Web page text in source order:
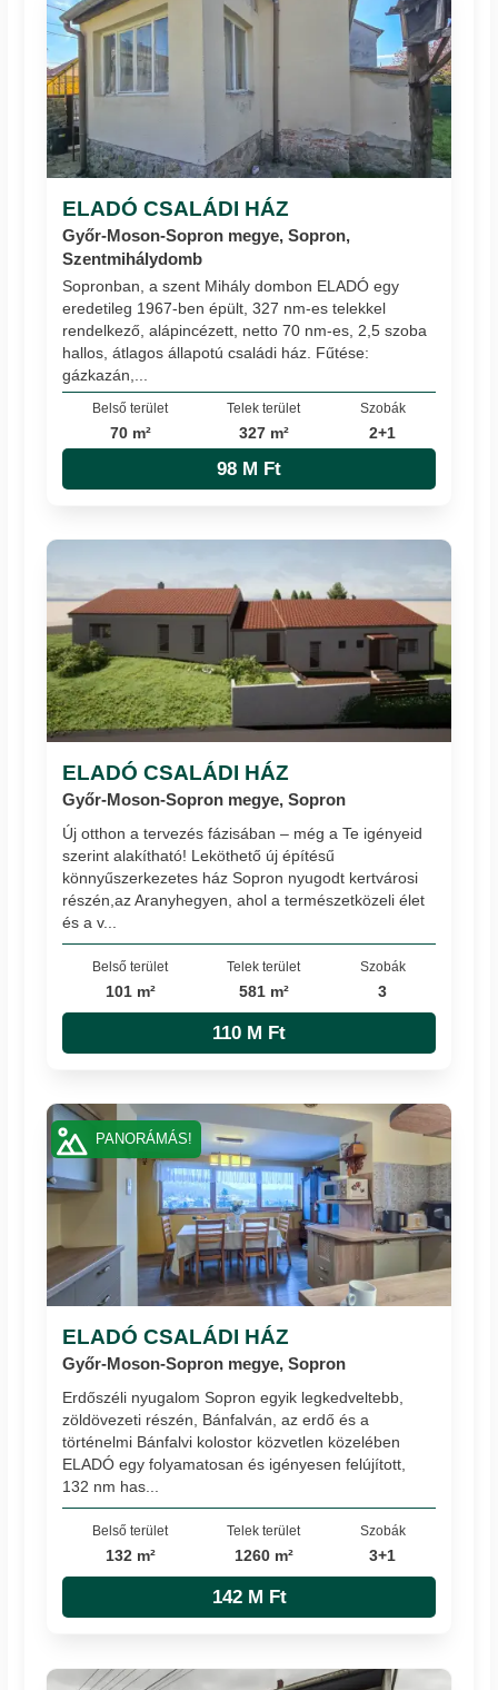
ELADÓ CSALÁDI HÁZ
Győr-Moson-Sopron megye, Sopron,
Szentmihálydomb
Sopronban, a szent Mihály dombon ELADÓ egy
eredetileg 1967-ben épült, 327 nm-es telekkel
rendelkező, alápincézett, netto 70 nm-es, 2,5 szoba
hallos, átlagos állapotú családi ház. Fűtése:
gázkazán,...
Belső terület
70 m²
Telek terület
327 m²
Szobák
2+1
98 M Ft
ELADÓ CSALÁDI HÁZ
Győr-Moson-Sopron megye, Sopron
Új otthon a tervezés fázisában – még a Te igényeid
szerint alakítható! Leköthető új építésű
könnyűszerkezetes ház Sopron nyugodt kertvárosi
részén,az Aranyhegyen, ahol a természetközeli élet
és a v...
Belső terület
101 m²
Telek terület
581 m²
Szobák
3
110 M Ft
ELADÓ CSALÁDI HÁZ
Győr-Moson-Sopron megye, Sopron
Erdőszéli nyugalom Sopron egyik legkedveltebb,
zöldövezeti részén, Bánfalván, az erdő és a
történelmi Bánfalvi kolostor közvetlen közelében
ELADÓ egy folyamatosan és igényesen felújított,
132 nm has...
Belső terület
132 m²
Telek terület
1260 m²
Szobák
3+1
142 M Ft
PANORÁMÁS!